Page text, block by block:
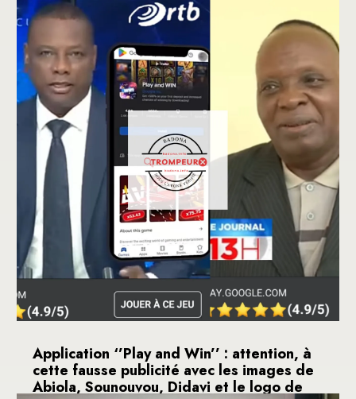
Application ‘’Play and Win’’ : attention, à
cette fausse publicité avec les images de
Abiola, Sounouvou, Didavi et le logo de